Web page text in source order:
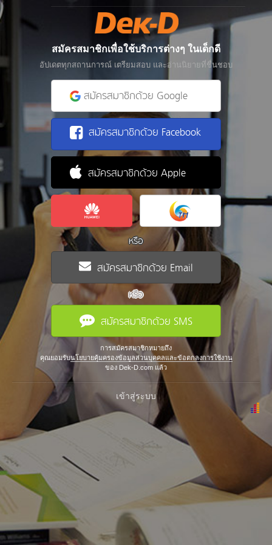
สมัครสมาชิกเพื่อใช้บริการต่างๆ ในเด็กดี
อัปเดตทุกสถานการณ์ เตรียมสอบ และอ่านนิยายที่ชื่นชอบ
สมัครสมาชิกด้วย Google
สมัครสมาชิกด้วย Facebook
สมัครสมาชิกด้วย Apple
หรือ
สมัครสมาชิกด้วย Email
หรือ
สมัครสมาชิกด้วย SMS
การสมัครสมาชิกหมายถึง
คุณยอมรับนโยบายคุ้มครองข้อมูลส่วนบุคคลและข้อตกลงการใช้งาน
ของ Dek-D.com แล้ว
เข้าสู่ระบบ